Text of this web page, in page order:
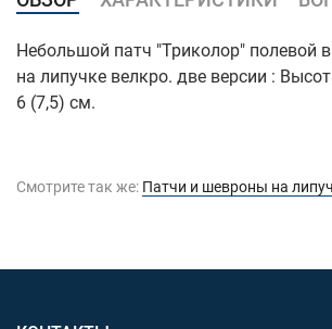
Небольшой патч "Триколор" полевой
на липучке велкро. две версии :
6 (7,5) см.
Смотрите так же: Патчи и шевроны на